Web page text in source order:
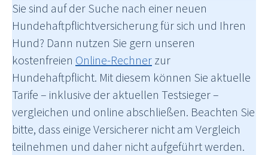
Sie sind auf der Suche nach einer neuen
Hundehaftpflichtversicherung für sich und Ihren
Hund? Dann nutzen Sie gern unseren
kostenfreien Online-Rechner zur
Hundehaftpflicht. Mit diesem können Sie aktuelle
Tarife – inklusive der aktuellen Testsieger –
vergleichen und online abschließen. Beachten Sie
bitte, dass einige Versicherer nicht am Vergleich
teilnehmen und daher nicht aufgeführt werden.